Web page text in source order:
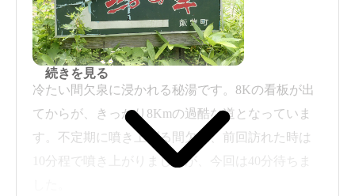
雪の重みで壊れた屋根を修理中。ちなみに冬期は営業し
ていないのでご注意を。
宿の周りには民家の一軒もなく、まさに秘境という言葉
冷たい間欠泉に浸かれる秘湯です。8Kの看板が出
てからが、きっかり8Kmの過酷な道となっていま
す。不定期に噴き上げる間欠泉、前回訪れた時は
10分程で噴き上がりましたが、今回は40分待ちま
続きを見る